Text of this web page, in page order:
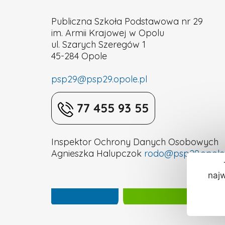
OpoluPubliczna Szkoła Podstawowa nr 29
im. Armii Krajowej w Opolu
ul. Szarych Szeregów 1
45-284 Opole
psp29@psp29.opole.pl
77 455 93 55
Inspektor Ochrony Danych Osobowych
Agnieszka Halupczok